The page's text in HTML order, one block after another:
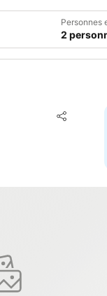
Personnes
2
Partager